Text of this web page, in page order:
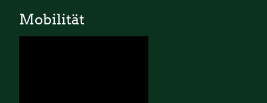
Mobilität